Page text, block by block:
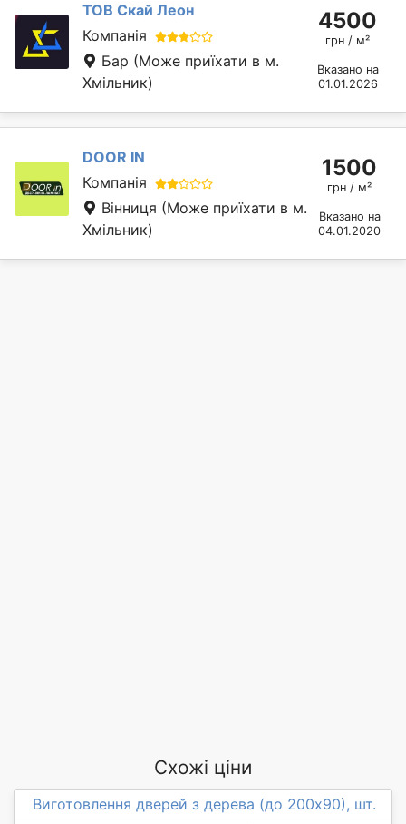
ТОВ Скай Леон
Компанія
Бар (Може приїхати в м.
Хмільник)
4500
грн / м²
Вказано на
01.01.2026
DOOR IN
Компанія
Вінниця (Може приїхати в м.
Хмільник)
1500
грн / м²
Вказано на
04.01.2020
Схожі ціни
Виготовлення дверей з дерева (до 200х90), шт.